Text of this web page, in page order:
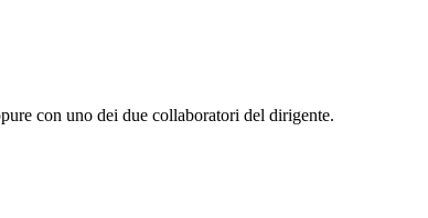
con uno dei due collaboratori del dirigente.